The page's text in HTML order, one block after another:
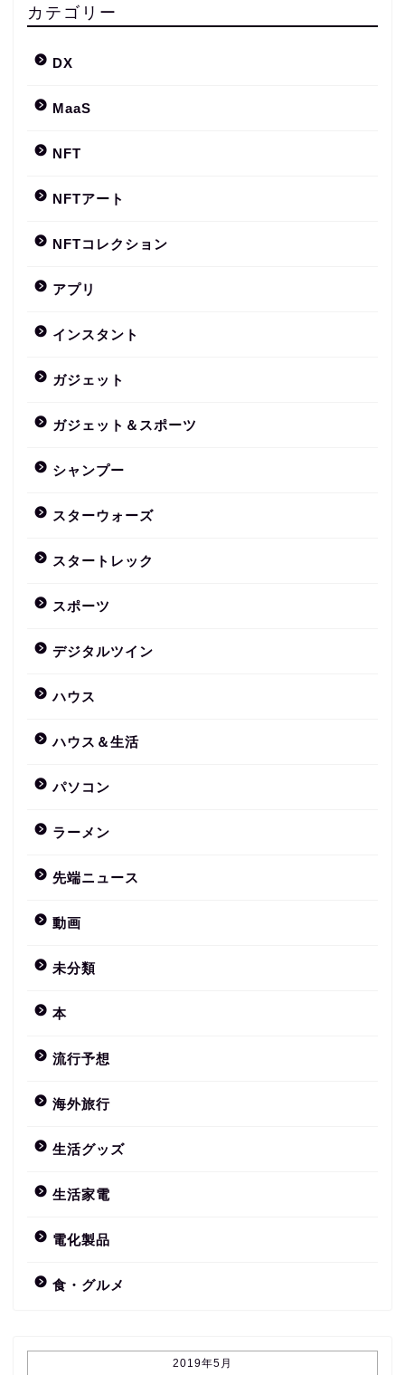
カテゴリー
DX
MaaS
NFT
NFTアート
NFTコレクション
アプリ
インスタント
ガジェット
ガジェット＆スポーツ
シャンプー
スターウォーズ
スタートレック
スポーツ
デジタルツイン
ハウス
ハウス＆生活
パソコン
ラーメン
先端ニュース
動画
未分類
本
流行予想
海外旅行
生活グッズ
生活家電
電化製品
食・グルメ
2019年5月